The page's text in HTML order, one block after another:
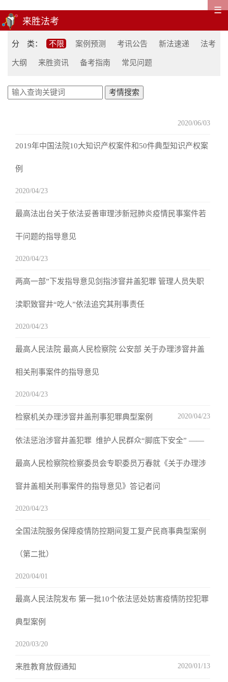
☰
分 类： 不限 案例预测 考讯公告 新法速递 法考
大纲 来胜资讯 备考指南 常见问题
2020/06/03
2019年中国法院10大知识产权案件和50件典型知识产权案
例
2020/04/23
最高法出台关于依法妥善审理涉新冠肺炎疫情民事案件若
干问题的指导意见
2020/04/23
两高一部”下发指导意见剑指涉窨井盖犯罪 管理人员失职
渎职致窨井“吃人”依法追究其刑事责任
2020/04/23
最高人民法院 最高人民检察院 公安部 关于办理涉窨井盖
相关刑事案件的指导意见
2020/04/23
检察机关办理涉窨井盖刑事犯罪典型案例 2020/04/23
依法惩治涉窨井盖犯罪 维护人民群众“脚底下安全” ——
最高人民检察院检察委员会专职委员万春就《关于办理涉
窨井盖相关刑事案件的指导意见》答记者问
2020/04/23
全国法院服务保障疫情防控期间复工复产民商事典型案例
（第二批）
2020/04/01
最高人民法院发布 第一批10个依法惩处妨害疫情防控犯罪
典型案例
2020/03/20
来胜教育放假通知 2020/01/13